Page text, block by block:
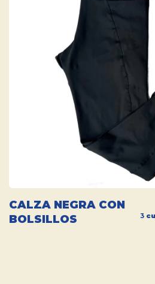
CALZA NEGRA CON
BOLSILLOS
3